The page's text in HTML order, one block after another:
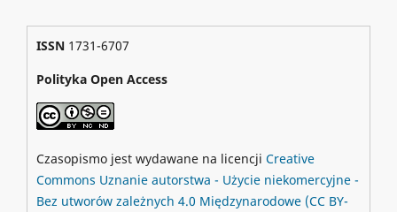
ISSN1731-6707
Polityka Open Access
Czasopismo jest wydawane na licencji Creative
Commons Uznanie autorstwa - Użycie niekomercyjne -
Bez utworów zależnych 4.0 Międzynarodowe (CC BY-